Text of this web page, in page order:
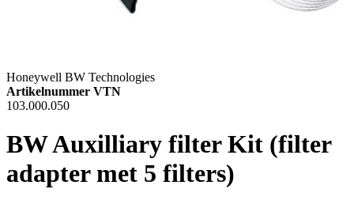
Honeywell BW Technologies
Artikelnummer VTN
103.000.050
BW Auxilliary filter Kit (filter
adapter met 5 filters)